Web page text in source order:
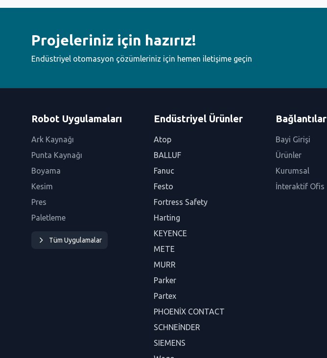
Projeleriniz için hazırız!
Endüstriyel otomasyon çözümleriniz için hemen iletişime geçin
Robot Uygulamaları
Ark Kaynağı
Punta Kaynağı
Boyama
Kesim
Pres
Paletleme
Tüm Uygulamalar
Endüstriyel Ürünler
Atop
BALLUF
Fanuc
Festo
Fortress Safety
Harting
KEYENCE
METE
MURR
Parker
Partex
PHOENİX CONTACT
SCHNEİNDER
SIEMENS
Bağlantılar
Bayi Girişi
Ürünler
Kurumsal
İnteraktif Ofis